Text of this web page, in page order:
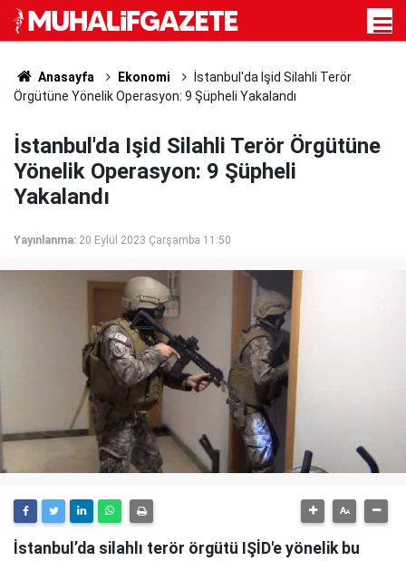
Anasayfa Ekonomi
İstanbul'da Işid Silahli Terör
Örgütüne Yönelik Operasyon: 9 Şüpheli Yakalandı
İstanbul'da Işid Silahli Terör Örgütüne
Yönelik Operasyon: 9 Şüpheli
Yakalandı
Yayınlanma: 20 Eylül 2023 Çarşamba 11:50
İstanbul’da silahlı terör örgütü IŞİD'e yönelik bu